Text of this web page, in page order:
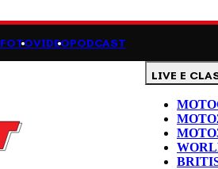
FOTOVIDEOPODCAST
LIVE E